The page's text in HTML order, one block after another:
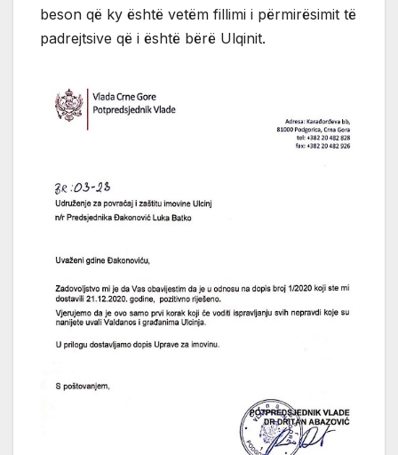
beson që ky është vetëm fillimi i përmirësimit të
padrejtsive që i është bërë Ulqinit.